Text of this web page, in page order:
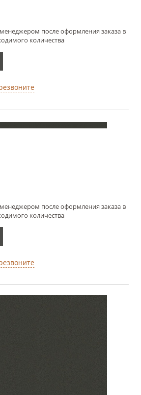
после оформления заказа в
количества
после оформления заказа в
количества